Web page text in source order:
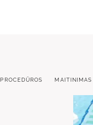
PROCEDŪROS MAITINIMAS